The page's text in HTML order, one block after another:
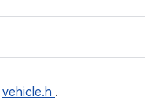
vehicle.h .